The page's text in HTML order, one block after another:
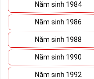
Năm sinh 1984
Năm sinh 1986
Năm sinh 1988
Năm sinh 1990
Năm sinh 1992